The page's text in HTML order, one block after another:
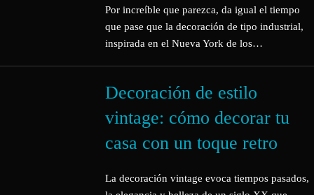
Por increíble que parezca, da igual el tiempo
que pase que la decoración de tipo industrial,
inspirada en el Nueva York de los…
Decoración de estilo
vintage: cómo decorar tu
casa con un toque retro
La decoración vintage evoca tiempos pasados,